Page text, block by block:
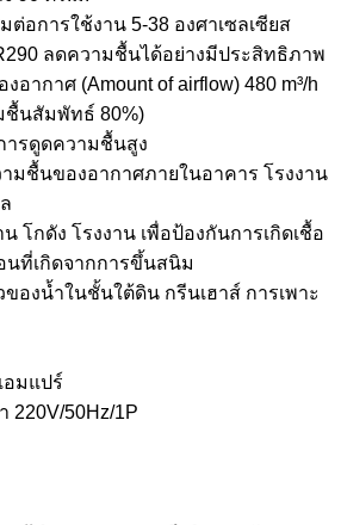
อการใช้งาน 5-38 องศาเซลเซียส
ลดความชื้นได้อย่างมีประสิทธิภาพ
ากาศ (Amount of airflow) 480 m³/h
ชื้นสัมพัทธ์ 80%)
รดูดความชื้นสูง
มชื้นของอากาศภายในอาคาร โรงงาน
โกดัง โรงงาน เพื่อป้องกันการเกิดเชื้อ
นที่เกิดจากการขึ้นสนิม
ของน้ำในชั้นใต้ดิน กรีนเฮาส์ การเพาะ
อมแปร์
220V/50Hz/1P